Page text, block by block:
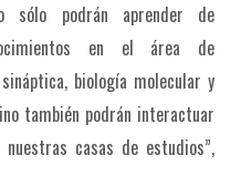
sólo podrán aprender de
en el área de
biología molecular y
también podrán interactuar
casas de estudios”,